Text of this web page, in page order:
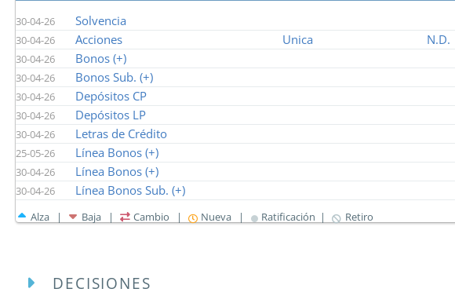
30-04-26 Solvencia
30-04-26 Acciones Unica N.D.
30-04-26 Bonos (+)
30-04-26 Bonos Sub. (+)
30-04-26 Depósitos CP
30-04-26 Depósitos LP
30-04-26 Letras de Crédito
25-05-26 Línea Bonos (+)
30-04-26 Línea Bonos (+)
30-04-26 Línea Bonos Sub. (+)
Alza | Baja | Cambio | Nueva | Ratificación | Retiro
DECISIONES